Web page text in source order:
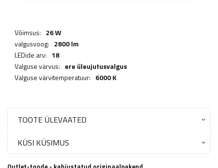
Võimsus: 26 W
valgusvoog: 2800 lm
LEDide arv: 18
Valguse värvus: ere üleujutusvalgus
Valguse värvitemperatuur: 6000 K
TOOTE ÜLEVAATED
KÜSI KÜSIMUS